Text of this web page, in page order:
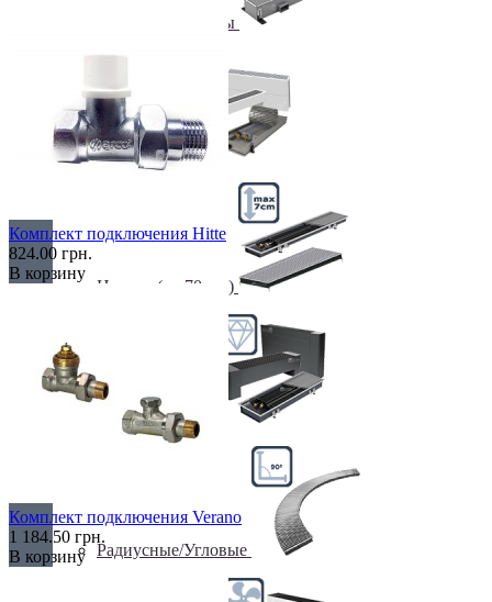
Климаконвекторы
Недорогие
Низкие (до 70 мм)
Премиум класс
Радиусные/Угловые
Комплект подключения Hitte
824.00 грн.
В корзину
Комплект подключения Verano
1 184.50 грн.
В корзину